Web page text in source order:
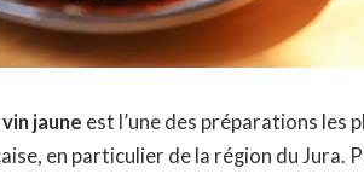
jaune est l’une des préparations les
en particulier de la région du Jura.